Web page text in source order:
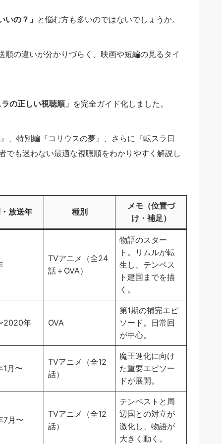
の？」 と悩む方も多いのではないでしょうか。
の違いが分かりづらく、映画や短編の見るタイ
の正しい視聴順」 を完全ガイド化しました。
、特別編『コリウスの夢』、さらに『転スラ日
でも迷わない最適な視聴順をわかりやすく解説し
放送年 種別
メモ（位置づ
け・補足）
TVアニメ（全24
話＋OVA）
物語のスター
ト。リムルが転
生し、テンペス
ト建国までを描
く。
2020年 OVA
第1期の補完エピ
ソード。日常回
が中心。
1月〜
TVアニメ（全12
話）
魔王進化に向け
た重要エピソー
ドが展開。
7月〜
TVアニメ（全12
話）
テンペストと周
辺国との対立が
激化し、物語が
大きく動く。